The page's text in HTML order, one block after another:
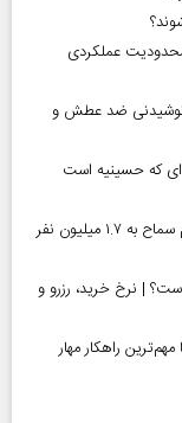
۱۰.۵ میلیون نفر با محدودیت عملکردی
نوشیدنی ضد عطش و
که حسینیه است
آغاز رسمی برنامه‌های اربعین ۱۴۰۵ در مرز‌ها | ثبت‌نام سماح به ۱.۷ میلیون نفر
زهرا (س) در سال ۱۴۰۵ چقدر است؟ | نرخ خرید، رزرو و
راهکار مهار